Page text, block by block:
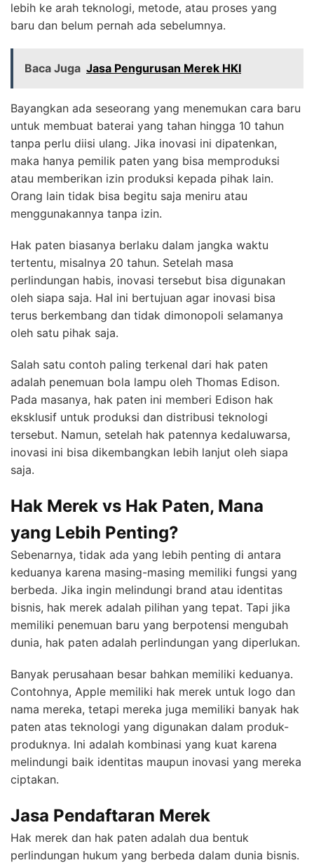
lebih ke arah teknologi, metode, atau proses yang
baru dan belum pernah ada sebelumnya.
Baca Juga Jasa Pengurusan Merek HKI
Bayangkan ada seseorang yang menemukan cara baru
untuk membuat baterai yang tahan hingga 10 tahun
tanpa perlu diisi ulang. Jika inovasi ini dipatenkan,
maka hanya pemilik paten yang bisa memproduksi
atau memberikan izin produksi kepada pihak lain.
Orang lain tidak bisa begitu saja meniru atau
menggunakannya tanpa izin.
Hak paten biasanya berlaku dalam jangka waktu
tertentu, misalnya 20 tahun. Setelah masa
perlindungan habis, inovasi tersebut bisa digunakan
oleh siapa saja. Hal ini bertujuan agar inovasi bisa
terus berkembang dan tidak dimonopoli selamanya
oleh satu pihak saja.
Salah satu contoh paling terkenal dari hak paten
adalah penemuan bola lampu oleh Thomas Edison.
Pada masanya, hak paten ini memberi Edison hak
eksklusif untuk produksi dan distribusi teknologi
tersebut. Namun, setelah hak patennya kedaluwarsa,
inovasi ini bisa dikembangkan lebih lanjut oleh siapa
saja.
Hak Merek vs Hak Paten, Mana
yang Lebih Penting?
Sebenarnya, tidak ada yang lebih penting di antara
keduanya karena masing-masing memiliki fungsi yang
berbeda. Jika ingin melindungi brand atau identitas
bisnis, hak merek adalah pilihan yang tepat. Tapi jika
memiliki penemuan baru yang berpotensi mengubah
dunia, hak paten adalah perlindungan yang diperlukan.
Banyak perusahaan besar bahkan memiliki keduanya.
Contohnya, Apple memiliki hak merek untuk logo dan
nama mereka, tetapi mereka juga memiliki banyak hak
paten atas teknologi yang digunakan dalam produk-
produknya. Ini adalah kombinasi yang kuat karena
melindungi baik identitas maupun inovasi yang mereka
ciptakan.
Jasa Pendaftaran Merek
Hak merek dan hak paten adalah dua bentuk
perlindungan hukum yang berbeda dalam dunia bisnis.